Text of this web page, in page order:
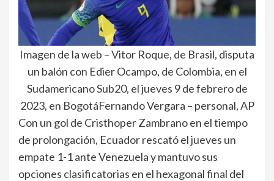
Imagen de la web – Vitor Roque, de Brasil, disputa
un balón con Edier Ocampo, de Colombia, en el
Sudamericano Sub20, el jueves 9 de febrero de
2023, en BogotáFernando Vergara – personal, AP
Con un gol de Cristhoper Zambrano en el tiempo
de prolongación, Ecuador rescató el jueves un
empate 1-1 ante Venezuela y mantuvo sus
opciones clasificatorias en el hexagonal final del